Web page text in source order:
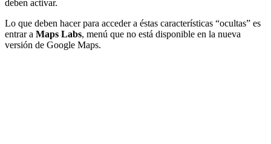
deben activar.
Lo que deben hacer para acceder a éstas características “ocultas” es
entrar a Maps Labs, menú que no está disponible en la nueva
versión de Google Maps.